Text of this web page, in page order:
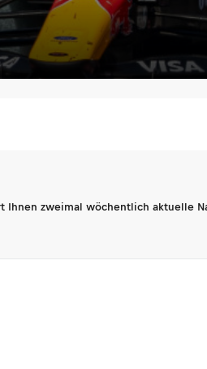
zweimal wöchentlich aktuelle